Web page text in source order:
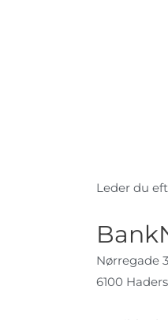
Leder du
Nørregade
6100